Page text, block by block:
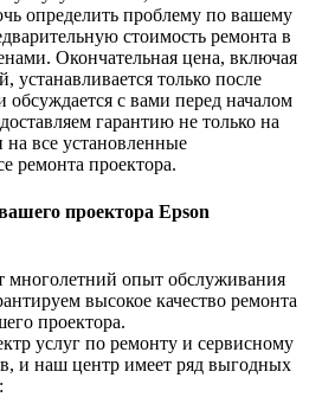
определить проблему по вашему
стоимость ремонта в
Окончательная цена, включая
устанавливается только после
обсуждается с вами перед началом
гарантию не только на
все установленные
ремонта проектора.
проектора Epson
опыт обслуживания
высокое качество ремонта
проектора.
услуг по ремонту и сервисному
и наш центр имеет ряд выгодных